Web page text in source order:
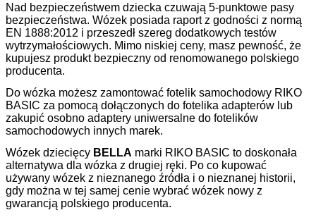
Nad bezpieczeństwem dziecka czuwają 5-punktowe pasy
bezpieczeństwa. Wózek posiada raport z godności z normą
EN 1888:2012 i przeszedł szereg dodatkowych testów
wytrzymałościowych. Mimo niskiej ceny, masz pewność, że
kupujesz produkt bezpieczny od renomowanego polskiego
producenta.
Do wózka możesz zamontować fotelik samochodowy RIKO
BASIC za pomocą dołączonych do fotelika adapterów lub
zakupić osobno adaptery uniwersalne do fotelików
samochodowych innych marek.
Wózek dziecięcy BELLA marki RIKO BASIC to doskonała
alternatywa dla wózka z drugiej ręki. Po co kupować
używany wózek z nieznanego źródła i o nieznanej historii,
gdy można w tej samej cenie wybrać wózek nowy z
gwarancją polskiego producenta.